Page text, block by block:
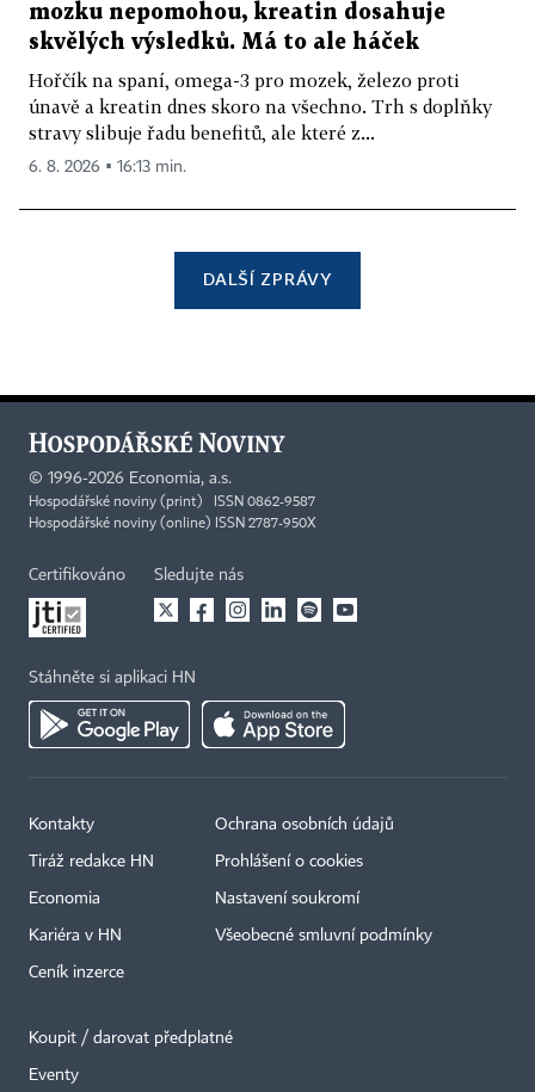
mozku nepomohou, kreatin dosahuje
skvělých výsledků. Má to ale háček
Hořčík na spaní, omega-3 pro mozek, železo proti
únavě a kreatin dnes skoro na všechno. Trh s doplňky
stravy slibuje řadu benefitů, ale které z...
6. 8. 2026 ▪ 16:13 min.
DALŠÍ ZPRÁVY
© 1996-2026 Economia, a.s.
Hospodářské noviny (print) ISSN 0862-9587
Hospodářské noviny (online) ISSN 2787-950X
Certifikováno Sledujte nás
Stáhněte si aplikaci HN
Kontakty
Tiráž redakce HN
Economia
Kariéra v HN
Ceník inzerce
Ochrana osobních údajů
Prohlášení o cookies
Nastavení soukromí
Všeobecné smluvní podmínky
Koupit / darovat předplatné
Eventy